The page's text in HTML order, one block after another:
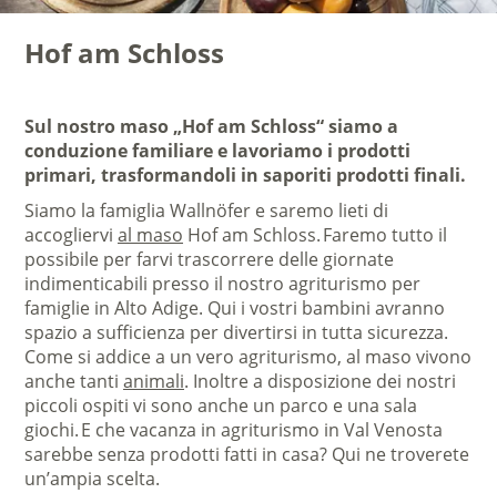
Hof am Schloss
Sul nostro maso „Hof am Schloss“ siamo a
conduzione familiare e lavoriamo i prodotti
primari, trasformandoli in saporiti prodotti finali.
Siamo la famiglia Wallnöfer e saremo lieti di
accogliervial maso Hof am Schloss. Faremo tutto il
possibile per farvi trascorrere delle giornate
indimenticabili presso il nostro agriturismo per
famiglie in Alto Adige. Qui i vostri bambini avranno
spazio a sufficienza per divertirsi in tutta sicurezza.
Come si addice a un vero agriturismo, al maso vivono
anche tantianimali. Inoltre a disposizione dei nostri
piccoli ospiti vi sono anche un parco e una sala
giochi. E che vacanza in agriturismo in Val Venosta
sarebbe senza prodotti fatti in casa? Qui ne troverete
un’ampia scelta.